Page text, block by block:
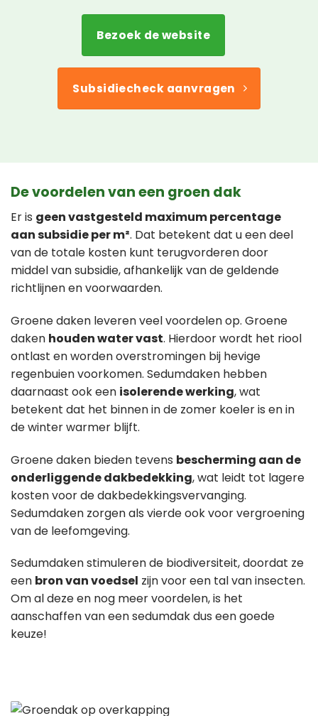
Bezoek de website
Subsidiecheck aanvragen
De voordelen van een groen dak
Er is geen vastgesteld maximum percentage
aan subsidie per m². Dat betekent dat u een deel
van de totale kosten kunt terugvorderen door
middel van subsidie, afhankelijk van de geldende
richtlijnen en voorwaarden.
Groene daken leveren veel voordelen op. Groene
daken houden water vast. Hierdoor wordt het riool
ontlast en worden overstromingen bij hevige
regenbuien voorkomen. Sedumdaken hebben
daarnaast ook een isolerende werking, wat
betekent dat het binnen in de zomer koeler is en in
de winter warmer blijft.
Groene daken bieden tevens bescherming aan de
onderliggende dakbedekking, wat leidt tot lagere
kosten voor de dakbedekkingsvervanging.
Sedumdaken zorgen als vierde ook voor vergroening
van de leefomgeving.
Sedumdaken stimuleren de biodiversiteit, doordat ze
een bron van voedsel zijn voor een tal van insecten.
Om al deze en nog meer voordelen, is het
aanschaffen van een sedumdak dus een goede
keuze!